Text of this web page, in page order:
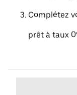
Complétez
prêt à taux